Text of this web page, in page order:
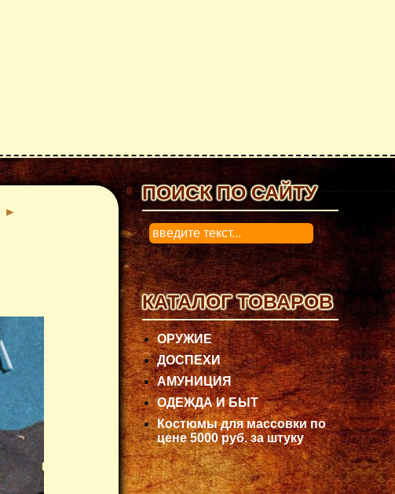
ПОИСК ПО САЙТУ
0
КАТАЛОГ ТОВАРОВ
ОРУЖИЕ
ДОСПЕХИ
АМУНИЦИЯ
ОДЕЖДА И БЫТ
Костюмы для массовки по
цене 5000 руб. за штуку